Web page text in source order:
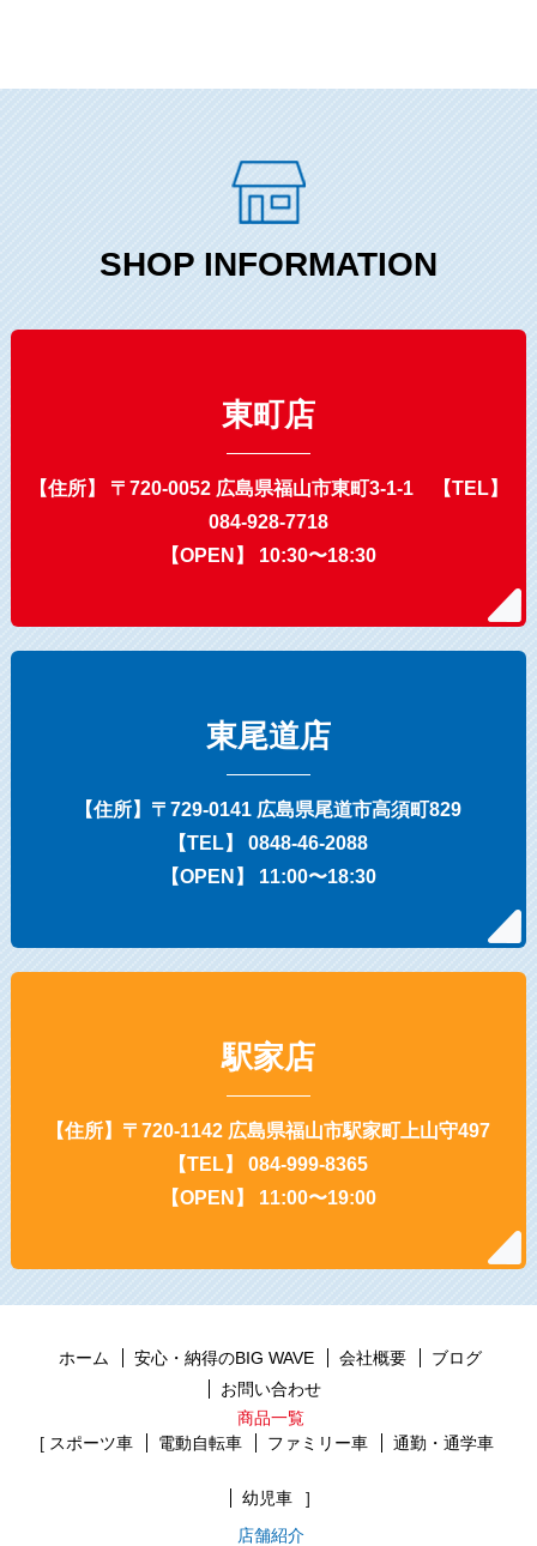
SHOP INFORMATION
東町店
【住所】 〒720-0052 広島県福山市東町3-1-1 【TEL】
084-928-7718
【OPEN】 10:30〜18:30
東尾道店
【住所】〒729-0141 広島県尾道市高須町829
【TEL】 0848-46-2088
【OPEN】 11:00〜18:30
駅家店
【住所】〒720-1142 広島県福山市駅家町上山守497
【TEL】 084-999-8365
【OPEN】 11:00〜19:00
ホーム 安心・納得のBIG WAVE 会社概要
ブログ
お問い合わせ
商品一覧
スポーツ車
電動自転車 ファミリー車 通勤・通学車
幼児車
店舗紹介